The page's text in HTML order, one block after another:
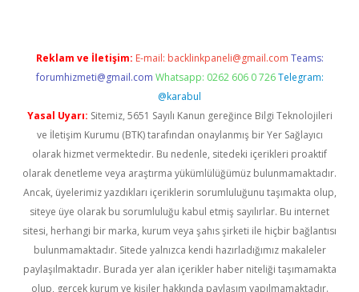
Reklam ve İletişim: E-mail: backlinkpaneli@gmail.com Teams:
forumhizmeti@gmail.com Whatsapp: 0262 606 0 726 Telegram:
@karabul
Yasal Uyarı: Sitemiz, 5651 Sayılı Kanun gereğince Bilgi Teknolojileri
ve İletişim Kurumu (BTK) tarafından onaylanmış bir Yer Sağlayıcı
olarak hizmet vermektedir. Bu nedenle, sitedeki içerikleri proaktif
olarak denetleme veya araştırma yükümlülüğümüz bulunmamaktadır.
Ancak, üyelerimiz yazdıkları içeriklerin sorumluluğunu taşımakta olup,
siteye üye olarak bu sorumluluğu kabul etmiş sayılırlar. Bu internet
sitesi, herhangi bir marka, kurum veya şahıs şirketi ile hiçbir bağlantısı
bulunmamaktadır. Sitede yalnızca kendi hazırladığımız makaleler
paylaşılmaktadır. Burada yer alan içerikler haber niteliği taşımamakta
olup, gerçek kurum ve kişiler hakkında paylaşım yapılmamaktadır.